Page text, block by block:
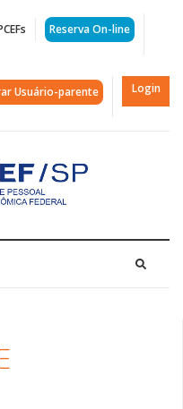
Reserva On-line
Usuário-parente Login